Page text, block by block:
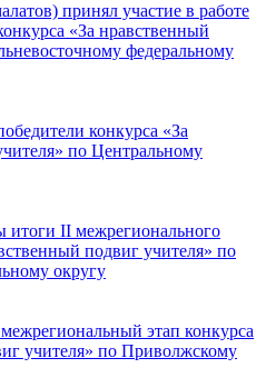
принял участие в работе
«За нравственный
федеральному
конкурса «За
по Центральному
итоги II межрегионального
подвиг учителя» по
округу
этап конкурса
учителя» по Приволжскому